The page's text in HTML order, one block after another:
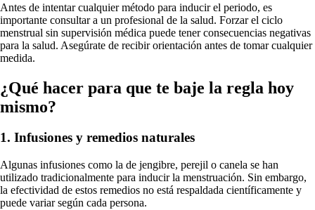
Antes de intentar cualquier método para inducir el periodo, es
importante consultar a un profesional de la salud. Forzar el ciclo
menstrual sin supervisión médica puede tener consecuencias negativas
para la salud. Asegúrate de recibir orientación antes de tomar cualquier
medida.
¿Qué hacer para que te baje la regla hoy
mismo?
1. Infusiones y remedios naturales
Algunas infusiones como la de jengibre, perejil o canela se han
utilizado tradicionalmente para inducir la menstruación. Sin embargo,
la efectividad de estos remedios no está respaldada científicamente y
puede variar según cada persona.